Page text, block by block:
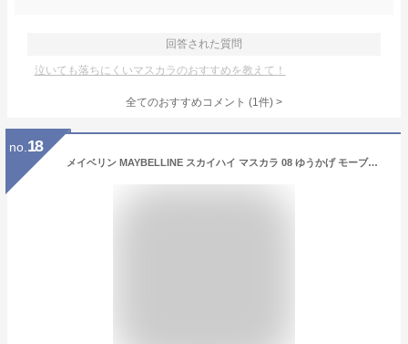
回答された質問
泣いても落ちにくいマスカラのおすすめを教えて！
全てのおすすめコメント (1件) >
no. 18
メイベリン MAYBELLINE スカイハイ マスカラ 08 ゆうかげ モーブブラウン ウォータープルーフ